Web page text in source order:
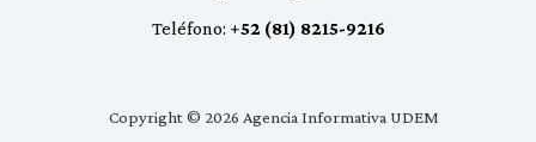
Teléfono: +52 (81) 8215-9216
Copyright © 2026 Agencia Informativa UDEM